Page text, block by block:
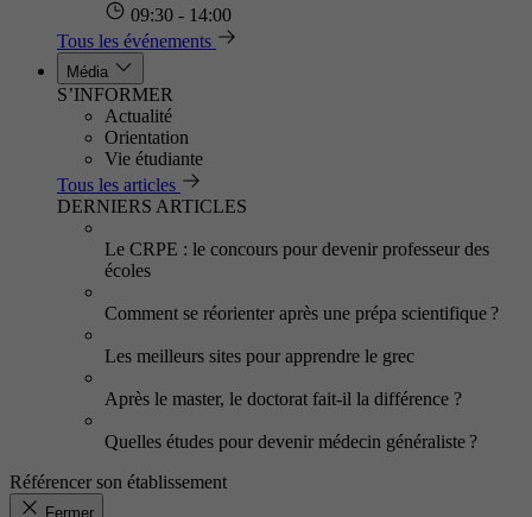
09:30 - 14:00
Tous les événements
Média
S’INFORMER
Actualité
Orientation
Vie étudiante
Tous les articles
DERNIERS ARTICLES
Le CRPE : le concours pour devenir professeur des
écoles
Comment se réorienter après une prépa scientifique ?
Les meilleurs sites pour apprendre le grec
Après le master, le doctorat fait-il la différence ?
Quelles études pour devenir médecin généraliste ?
Référencer son établissement
Fermer